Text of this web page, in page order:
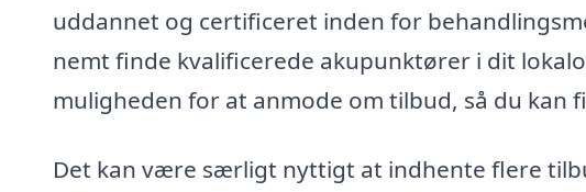
uddannet og certificeret inden for
nemt finde kvalificerede akupunktører i dit
muligheden for at anmode om tilbud, så du kan
Det kan være særligt nyttigt at indhente flere